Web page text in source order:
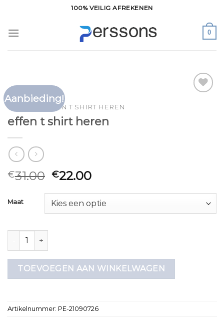
inhoud
100% VEILIG AFREKENEN
0
Aanbieding!
HOME EFFEN T SHIRT HEREN
effen t shirt heren
€31.00 €22.00
Maat
effen t shirt heren aantal
TOEVOEGEN AAN WINKELWAGEN
Artikelnummer: PE-21090726